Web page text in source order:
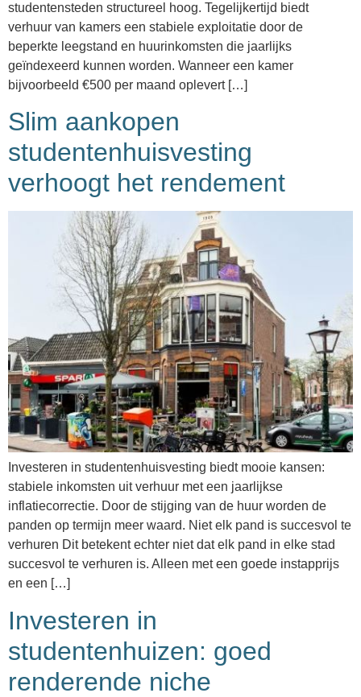
studentensteden structureel hoog. Tegelijkertijd biedt
verhuur van kamers een stabiele exploitatie door de
beperkte leegstand en huurinkomsten die jaarlijks
geïndexeerd kunnen worden. Wanneer een kamer
bijvoorbeeld €500 per maand oplevert […]
Slim aankopen
studentenhuisvesting
verhoogt het rendement
Investeren in studentenhuisvesting biedt mooie kansen:
stabiele inkomsten uit verhuur met een jaarlijkse
inflatiecorrectie. Door de stijging van de huur worden de
panden op termijn meer waard. Niet elk pand is succesvol te
verhuren Dit betekent echter niet dat elk pand in elke stad
succesvol te verhuren is. Alleen met een goede instapprijs
en een […]
Investeren in
studentenhuizen: goed
renderende niche